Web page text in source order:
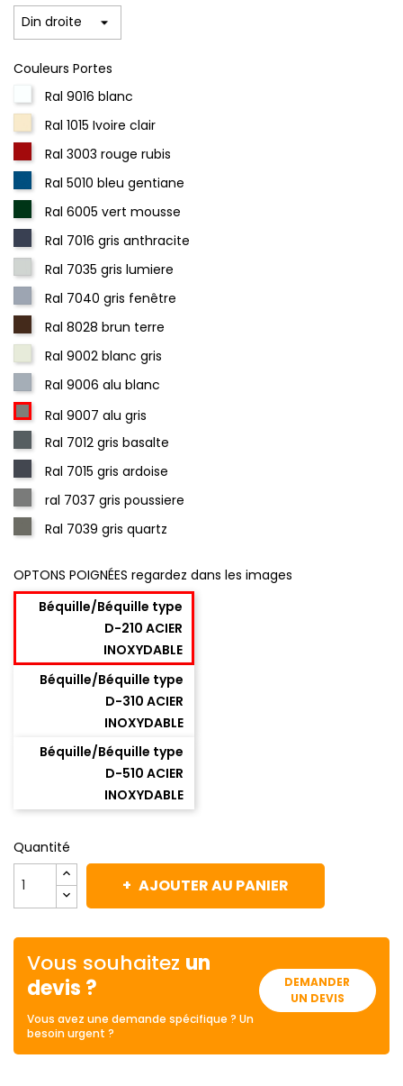
Couleurs Portes
Ral 9016 blanc
Ral 1015 Ivoire clair
Ral 3003 rouge rubis
Ral 5010 bleu gentiane
Ral 6005 vert mousse
Ral 7016 gris anthracite
Ral 7035 gris lumiere
Ral 7040 gris fenêtre
Ral 8028 brun terre
Ral 9002 blanc gris
Ral 9006 alu blanc
Ral 9007 alu gris
Ral 7012 gris basalte
Ral 7015 gris ardoise
ral 7037 gris poussiere
Ral 7039 gris quartz
OPTONS POIGNÉES regardez dans les images
Béquille/Béquille type
D-210 ACIER
INOXYDABLE
Béquille/Béquille type
D-310 ACIER
INOXYDABLE
Béquille/Béquille type
D-510 ACIER
INOXYDABLE
Quantité
AJOUTER AU PANIER
Vous souhaitez un
devis ?
Vous avez une demande spécifique ? Un
besoin urgent ?
DEMANDER
UN DEVIS